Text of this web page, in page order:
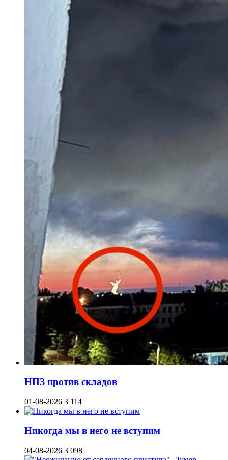
НПЗ против складов
01-08-2026 3 114
Никогда мы в него не вступим
04-08-2026 3 098